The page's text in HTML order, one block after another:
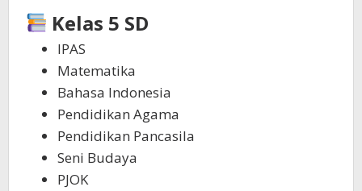
Kelas 5 SD
IPAS
Matematika
Bahasa Indonesia
Pendidikan Agama
Pendidikan Pancasila
Seni Budaya
PJOK